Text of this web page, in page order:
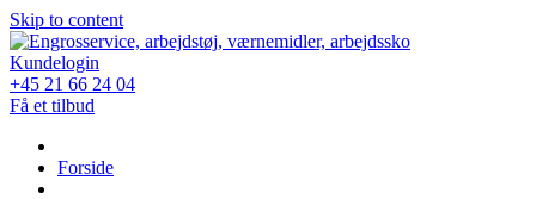
Skip to content
Kundelogin
+45 21 66 24 04
Få et tilbud
Forside